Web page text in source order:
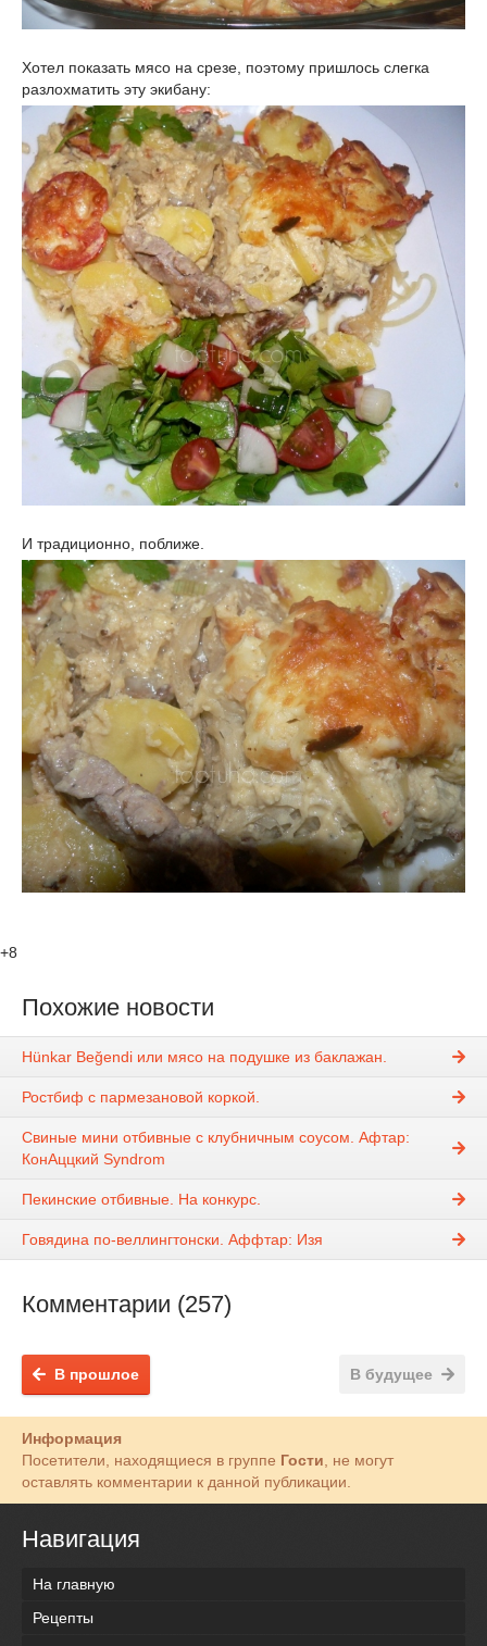
Хотел показать мясо на срезе, поэтому пришлось слегка
разлохматить эту экибану:
И традиционно, поближе.
+8
Похожие новости
Hünkar Beğendi или мясо на подушке из баклажан.
Ростбиф с пармезановой коркой.
Свиные мини отбивные с клубничным соусом. Афтар:
КонАццкий Syndrom
Пекинские отбивные. На конкурс.
Говядина по-веллингтонски. Аффтар: Изя
Комментарии (257)
В будущее
В прошлое
Информация
Посетители, находящиеся в группе Гости , не могут
оставлять комментарии к данной публикации.
Навигация
На главную
Рецепты